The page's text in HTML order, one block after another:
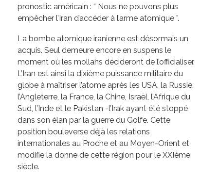
pronostic américain : “ Nous ne pouvons plus
empêcher l’Iran d’accéder à l’arme atomique ”.
La bombe atomique iranienne est désormais un
acquis. Seul demeure encore en suspens le
moment où les mollahs décideront de l’officialiser.
L’Iran est ainsi la dixième puissance militaire du
globe à maîtriser l’atome après les USA, la Russie,
l’Angleterre, la France, la Chine, Israël, l’Afrique du
Sud, l’Inde et le Pakistan -l’Irak ayant été stoppé
dans son élan par la guerre du Golfe. Cette
position bouleverse déjà les relations
internationales au Proche et au Moyen-Orient et
modifie la donne de cette région pour le XXIème
siècle.